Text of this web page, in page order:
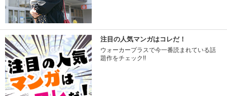
注目の人気マンガはコレだ！
ウォーカープラスで今一番読まれている話
題作をチェック!!